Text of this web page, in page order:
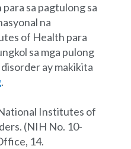
sa pagtulong sa
na
of Health para
sa mga pulong
ay makikita
.
Institutes of
(NIH No. 10-
14.